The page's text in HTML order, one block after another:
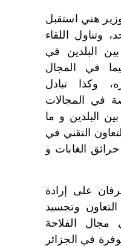
هني استقبل
وتناول اللقاء
بين البلدين في
في المجال
وكذا تبادل
في المجالات
البلدين و ما
التقني في
الغابات و
على إرادة
التعاون وتجسيد
مجال الفلاحة
في الجزائر